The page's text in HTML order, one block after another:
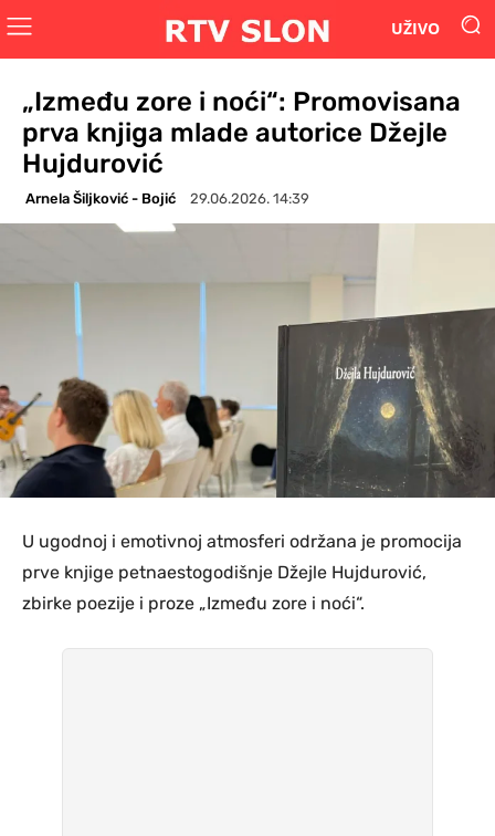
UŽIVO
„Između zore i noći“: Promovisana
prva knjiga mlade autorice Džejle
Hujdurović
Arnela Šiljković - Bojić 29.06.2026. 14:39
U ugodnoj i emotivnoj atmosferi održana je promocija
prve knjige petnaestogodišnje Džejle Hujdurović,
zbirke poezije i proze „Između zore i noći“.